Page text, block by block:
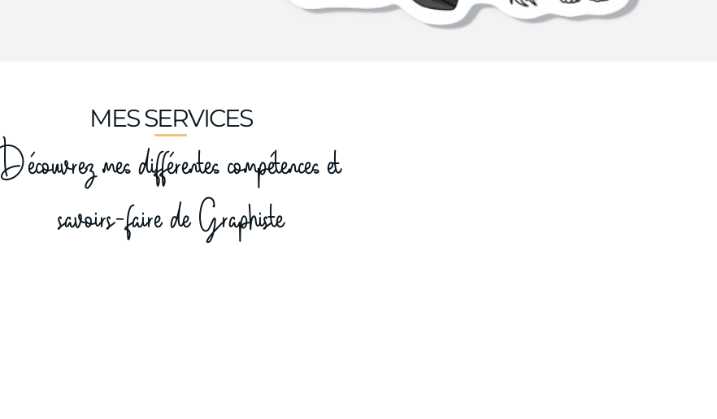
MES SERVICES
Découvrez mes différentes compétences et
savoirs-faire de Graphiste